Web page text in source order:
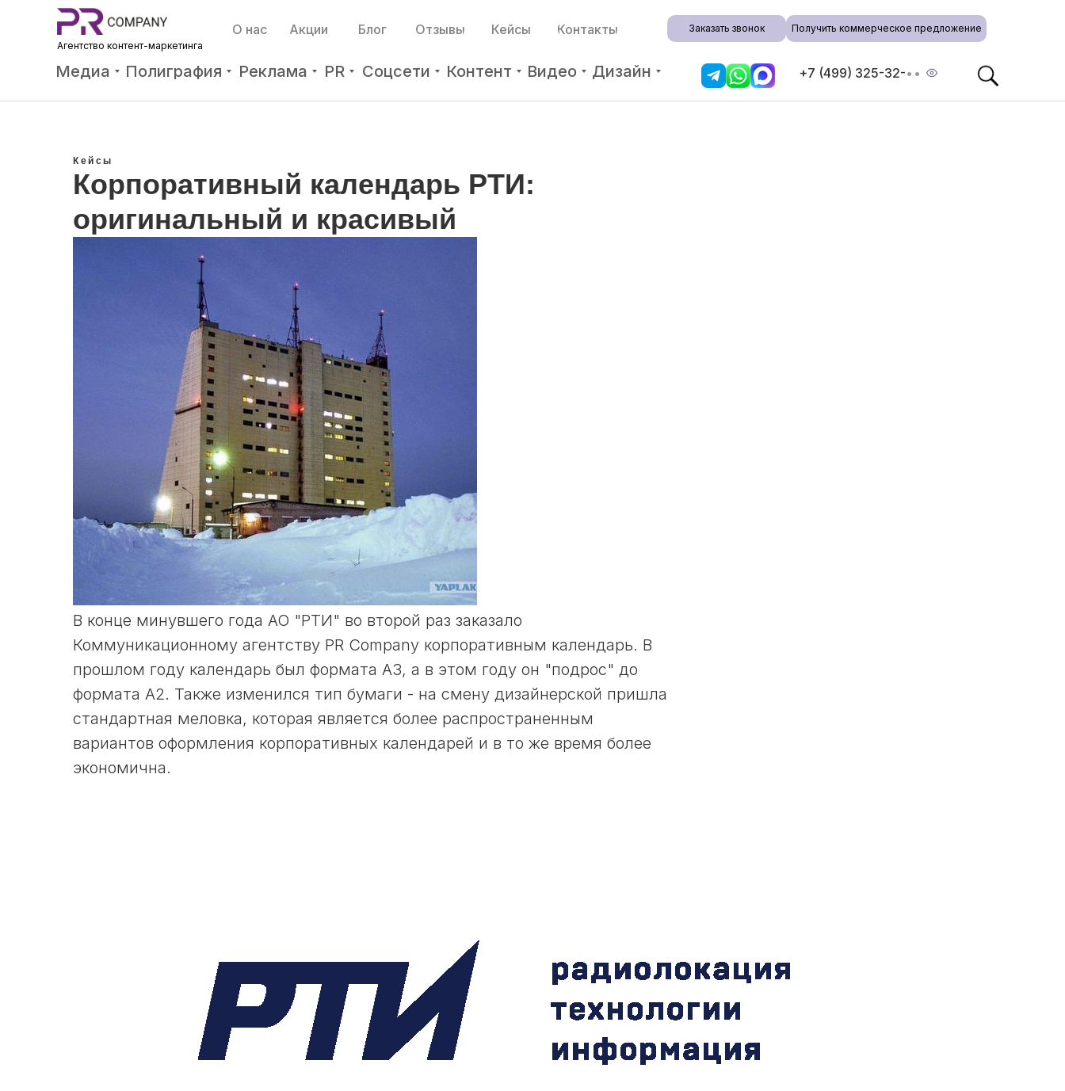
+7 (499) 325-32-••
Заказать звонок Получить коммерческое предложение
О нас Контакты
Блог Отзывы Кейсы
Агентство контент-маркетинга
Акции
Медиа Полиграфия Реклама PR Соцсети Контент Видео Дизайн
Кейсы
Корпоративный календарь РТИ:
оригинальный и красивый
В конце минувшего года АО "РТИ" во второй раз заказало
Коммуникационному агентству PR Company корпоративным календарь. В
прошлом году календарь был формата А3, а в этом году он "подрос" до
формата А2. Также изменился тип бумаги - на смену дизайнерской пришла
стандартная меловка, которая является более распространенным
вариантов оформления корпоративных календарей и в то же время более
экономична.